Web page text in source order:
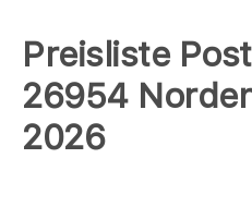
Preisliste
26954
2026